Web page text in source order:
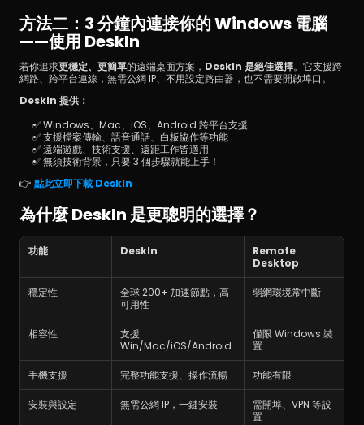
方法二：3 分鐘內連接你的 Windows 電腦
——使用 DeskIn
若你追求更穩定、更簡單的遠端桌面方案， DeskIn 是絕佳選擇。它支援跨
網路、跨平台連線，無需公網 IP、不用設定路由器，也不需要開啟埠口。
DeskIn 提供：
✅ Windows、Mac、iOS、Android 跨平台支援
✅ 支援檔案傳輸、語音通話、白板協作等功能
✅ 遠端遊戲、技術支援、遠距工作皆適用
✅ 無須技術背景，只要 3 個步驟就能上手！
👉 點此立即下載 DeskIn
為什麼 DeskIn 是更聰明的選擇？
功能 DeskIn
Remote
Desktop
穩定性
全球 200+ 加速節點，高
可用性
弱網環境常中斷
相容性
支援
Win/Mac/iOS/Android
僅限 Windows 裝
置
手機支援 完整功能支援、操作流暢 功能有限
安裝與設定 無需公網 IP，一鍵安裝
需開埠、VPN 等設
置